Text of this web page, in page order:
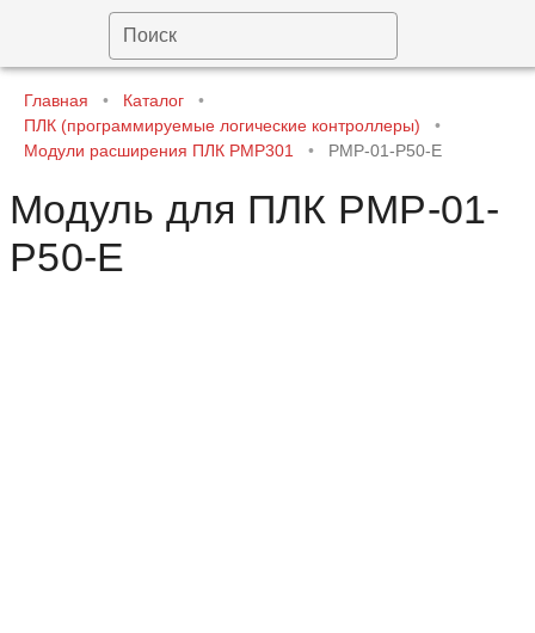
Поиск
Главная • Каталог
•
ПЛК (программируемые логические контроллеры)
•
Модули расширения ПЛК PMP301
• PMP-01-P50-E
Модуль для ПЛК PMP-01-
P50-E